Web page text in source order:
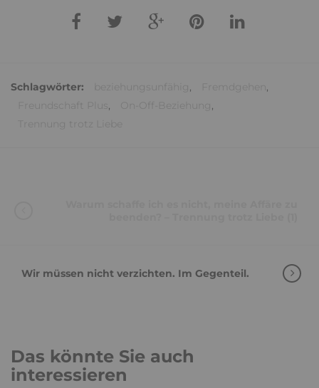
Schlagwörter: ,
,
,
,
Wir müssen nicht verzichten. Im Gegenteil.
Das könnte Sie auch
interessieren